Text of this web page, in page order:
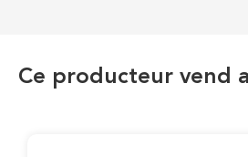
Ce producteur vend